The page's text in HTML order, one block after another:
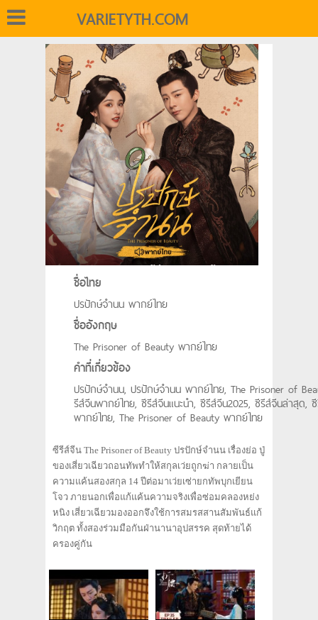
VARIETYTH.COM
ชื่อไทย
ปรปักษ์จำนน พากย์ไทย
ชื่ออังกฤษ
The Prisoner of Beauty พากย์ไทย
คำที่เกี่ยวข้อง
ปรปักษ์จำนน, ปรปักษ์จำนน พากย์ไทย, The Prisoner of
รีส์จีนพากย์ไทย, ซีรีส์จีนแนะนำ, ซีรีส์จีน2025, ซีรีส์จีนล่าสุด,
พากย์ไทย, The Prisoner of Beauty พากย์ไทย
ซีรีส์จีน The Prisoner of Beauty ปรปักษ์จำนน เรื่องย่อ ปู่
ของเสี่ยวเฉียวถอนทัพทำให้สกุลเว่ยถูกฆ่า กลายเป็น
ความแค้นสองสกุล 14 ปีต่อมาเว่ยเซ่ายกทัพบุกเยียน
โจว ภายนอกเพื่อแก้แค้นความจริงเพื่อซ่อมคลองหย่ง
หนิง เสี่ยวเฉียวมองออกจึงใช้การสมรสสานสัมพันธ์แก้
วิกฤต ทั้งสองร่วมมือกันฝ่านานาอุปสรรค สุดท้ายได้
ครองคู่กัน